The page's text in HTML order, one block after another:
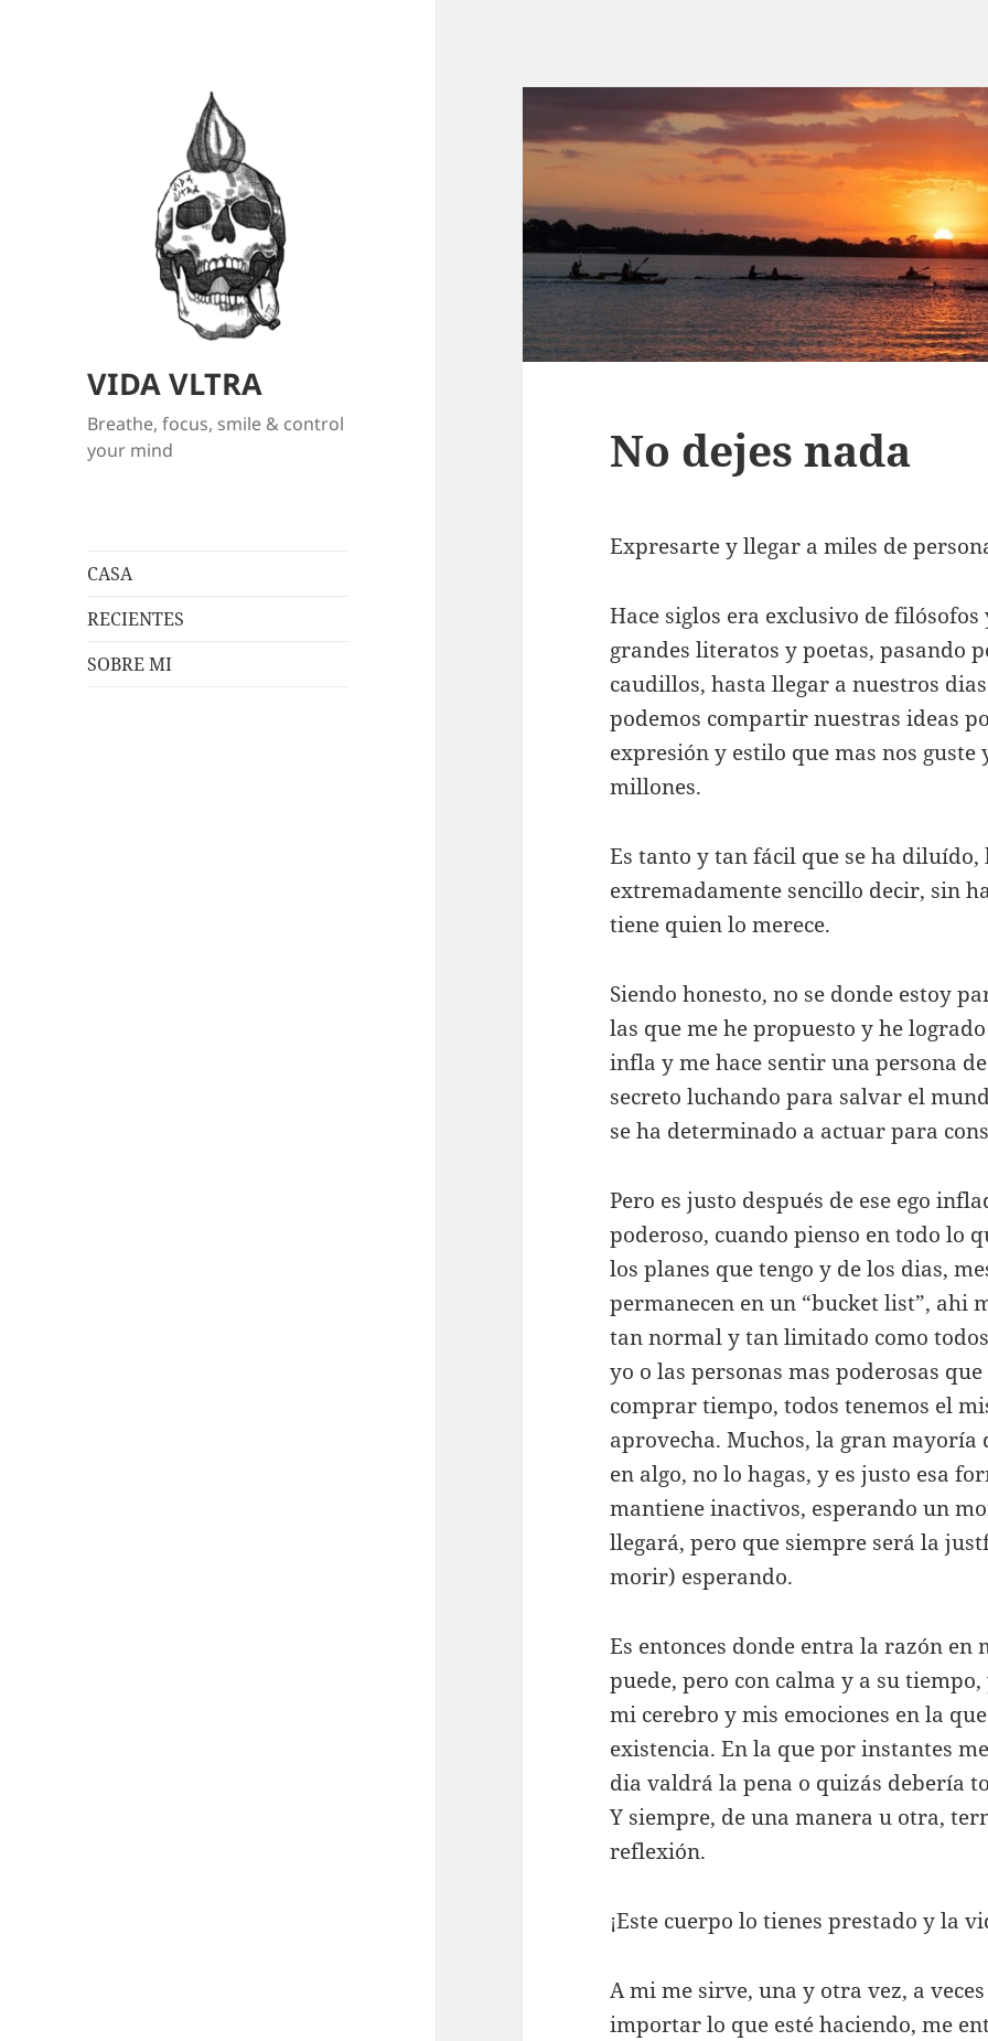
VIDA VLTRA
Breathe, focus, smile & control
your mind
CASA
RECIENTES
SOBRE MI
No dejes nada
Expresarte y llegar a miles de
Hace siglos era exclusivo de
grandes literatos y poetas, pasando
caudillos, hasta llegar a nuestros
podemos compartir nuestras ideas
expresión y estilo que mas nos
millones.
Es tanto y tan fácil que se ha diluído,
extremadamente sencillo decir, sin
tiene quien lo merece.
Siendo honesto, no se donde estoy
las que me he propuesto y he
infla y me hace sentir una persona
secreto luchando para salvar el
se ha determinado a actuar para
Pero es justo después de ese ego
poderoso, cuando pienso en todo lo
los planes que tengo y de los dias,
permanecen en un “bucket list”, ahi
tan normal y tan limitado como
yo o las personas mas poderosas
comprar tiempo, todos tenemos el
aprovecha. Muchos, la gran
en algo, no lo hagas, y es justo esa
mantiene inactivos, esperando un
llegará, pero que siempre será la
morir) esperando.
Es entonces donde entra la razón en
puede, pero con calma y a su
mi cerebro y mis emociones en la
existencia. En la que por instantes
dia valdrá la pena o quizás debería
Y siempre, de una manera u otra,
reflexión.
¡Este cuerpo lo tienes prestado y la
A mi me sirve, una y otra vez, a
importar lo que esté haciendo, me